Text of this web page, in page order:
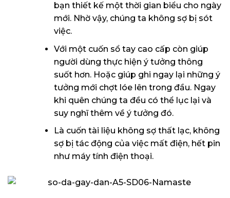
bạn thiết kế một thời gian biểu cho ngày
mới. Nhờ vậy, chúng ta không sợ bị sót
việc.
Với một cuốn sổ tay cao cấp còn giúp
người dùng thực hiện ý tưởng thông
suốt hơn. Hoặc giúp ghi ngay lại những ý
tưởng mới chợt lóe lên trong đầu. Ngay
khi quên chúng ta đều có thể lục lại và
suy nghĩ thêm về ý tưởng đó.
Là cuốn tài liệu không sợ thất lạc, không
sợ bị tác động của việc mất điện, hết pin
như máy tính điện thoại.